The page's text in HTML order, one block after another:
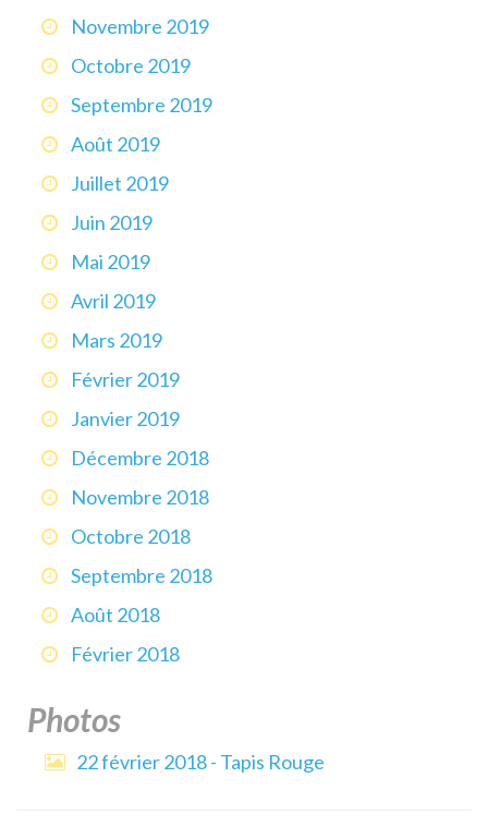
Novembre 2019
Octobre 2019
Septembre 2019
Août 2019
Juillet 2019
Juin 2019
Mai 2019
Avril 2019
Mars 2019
Février 2019
Janvier 2019
Décembre 2018
Novembre 2018
Octobre 2018
Septembre 2018
Août 2018
Février 2018
Photos
22 février 2018 - Tapis Rouge